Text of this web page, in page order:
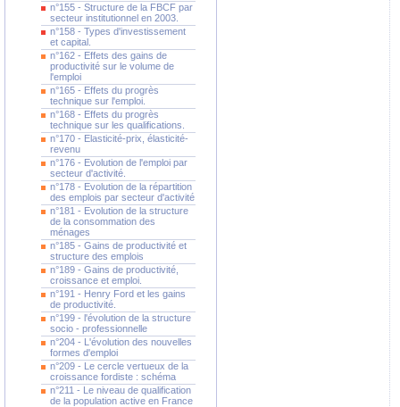
n°155 - Structure de la FBCF par
secteur institutionnel en 2003.
n°158 - Types d'investissement
et capital.
n°162 - Effets des gains de
productivité sur le volume de
l'emploi
n°165 - Effets du progrès
technique sur l'emploi.
n°168 - Effets du progrès
technique sur les qualifications.
n°170 - Elasticité-prix, élasticité-
revenu
n°176 - Evolution de l'emploi par
secteur d'activité.
n°178 - Evolution de la répartition
des emplois par secteur d'activité
n°181 - Evolution de la structure
de la consommation des
ménages
n°185 - Gains de productivité et
structure des emplois
n°189 - Gains de productivité,
croissance et emploi.
n°191 - Henry Ford et les gains
de productivité.
n°199 - l'évolution de la structure
socio - professionnelle
n°204 - L'évolution des nouvelles
formes d'emploi
n°209 - Le cercle vertueux de la
croissance fordiste : schéma
n°211 - Le niveau de qualification
de la population active en France